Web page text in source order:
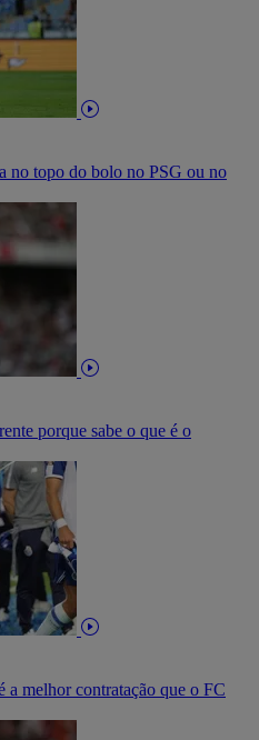
no topo do bolo no PSG ou no
porque sabe o que é o
a melhor contratação que o FC